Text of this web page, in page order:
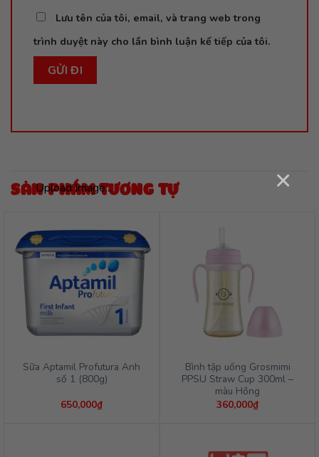
Upload Image... ×
Lưu tên của tôi, email, và trang web trong
trình duyệt này cho lần bình luận kế tiếp của tôi.
SẢN PHẨM TƯƠNG TỰ
Sữa Aptamil Profutura Anh
số 1 (800g)
650,000₫
Bình tập uống Grosmimi
PPSU Straw Cup 300ml –
màu Hồng
360,000₫